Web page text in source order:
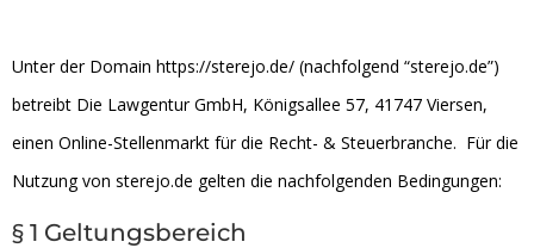
Unter der Domain https://sterejo.de/ (nachfolgend “sterejo.de”)
betreibt Die Lawgentur GmbH, Königsallee 57, 41747 Viersen,
einen Online-Stellenmarkt für die Recht- & Steuerbranche. Für die
Nutzung von sterejo.de gelten die nachfolgenden Bedingungen:
§ 1 Geltungsbereich